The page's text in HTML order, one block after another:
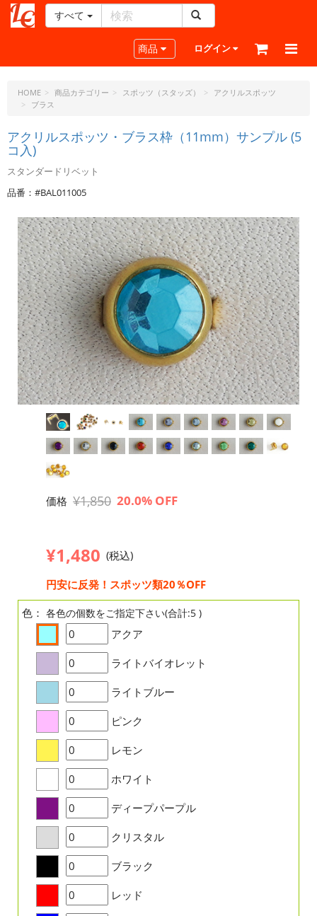
ー
ラ
フ
ド
ッ
ト・
ェ
ー
ピ
ー
すべて
Toggle navigation
商品 ログイン
HOME 商品カテゴリー スポッツ（スタッズ）
アクリルスポッツ
ブラス
アクリルスポッツ・ブラス枠（11mm）サンプル (5
コ入)
スタンダードリベット
品番：#BAL011005
価格 ¥1,850 20.0% OFF
¥1,480 (税込)
円安に反発！スポッツ類20％OFF
色： 各色の個数をご指定下さい(合計:5 )
アクア
ライトバイオレット
ライトブルー
ピンク
レモン
ホワイト
ディープパープル
クリスタル
ブラック
レッド